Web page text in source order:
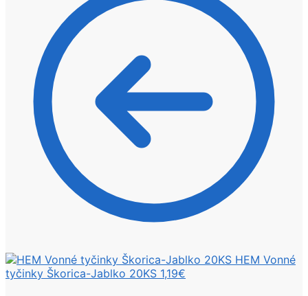
HEM Vonné
tyčinky Škorica-Jablko 20KS 1,19€